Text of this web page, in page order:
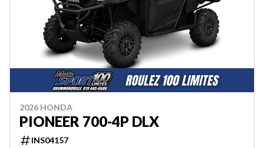
2026 HONDA
PIONEER 700-4P DLX
INS04157